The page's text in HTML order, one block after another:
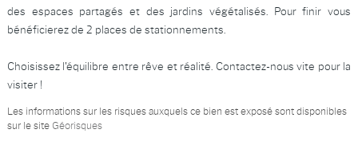
des espaces partagés et des jardins végétalisés. Pour finir vous
bénéficierez de 2 places de stationnements.
Choisissez l'équilibre entre rêve et réalité. Contactez-nous vite pour la
visiter !
Les informations sur les risques auxquels ce bien est exposé sont disponibles
sur le site Géorisques